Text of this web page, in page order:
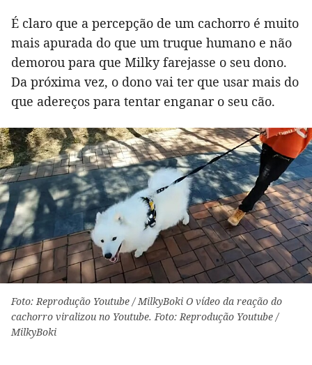
É claro que a percepção de um cachorro é muito
mais apurada do que um truque humano e não
demorou para que Milky farejasse o seu dono.
Da próxima vez, o dono vai ter que usar mais do
que adereços para tentar enganar o seu cão.
Foto: Reprodução Youtube / MilkyBoki O vídeo da reação do
cachorro viralizou no Youtube. Foto: Reprodução Youtube /
MilkyBoki